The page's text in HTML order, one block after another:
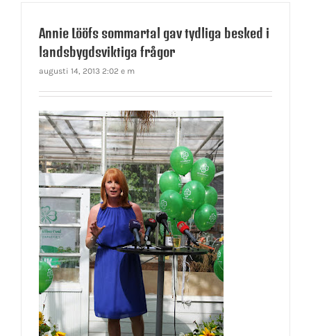
Annie Lööfs sommartal gav tydliga besked i
landsbygdsviktiga frågor
augusti 14, 2013 2:02 e m